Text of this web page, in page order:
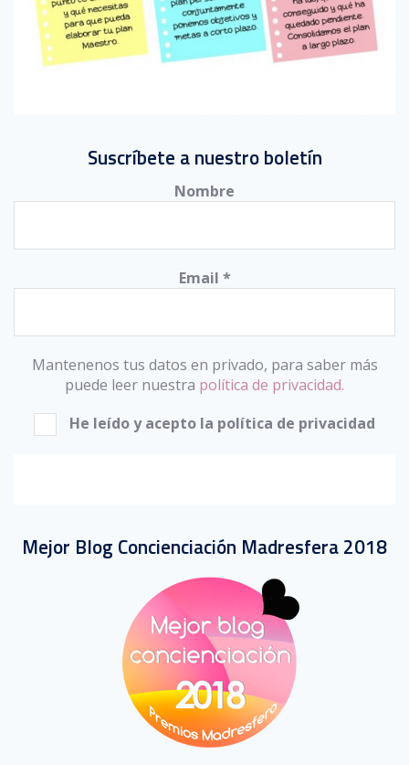
Suscríbete a nuestro boletín
Nombre
Email *
Mantenenos tus datos en privado, para saber más
puede leer nuestra política de privacidad.
He leído y acepto la política de privacidad
Mejor Blog Concienciación Madresfera 2018